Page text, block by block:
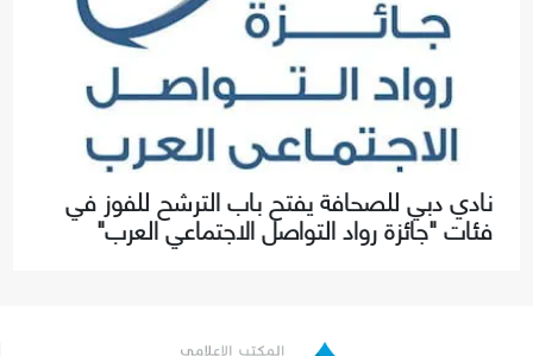
نادي دبي للصحافة يفتح باب الترشح للفوز في
فئات "جائزة رواد التواصل الاجتماعي العرب"